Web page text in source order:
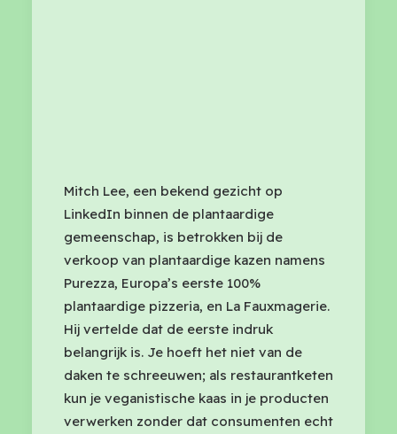
Mitch Lee, een bekend gezicht op
LinkedIn binnen de plantaardige
gemeenschap, is betrokken bij de
verkoop van plantaardige kazen namens
Purezza, Europa’s eerste 100%
plantaardige pizzeria, en La Fauxmagerie.
Hij vertelde dat de eerste indruk
belangrijk is. Je hoeft het niet van de
daken te schreeuwen; als restaurantketen
kun je veganistische kaas in je producten
verwerken zonder dat consumenten echt